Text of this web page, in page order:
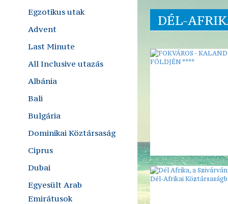
Egzotikus utak
Advent
Last Minute
All Inclusive utazás
Albánia
Bali
Bulgária
Dominikai Köztársaság
Ciprus
Dubai
Egyesült Arab
Emirátusok
DÉL-